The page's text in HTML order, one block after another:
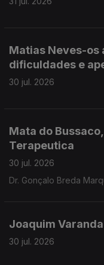
Matias Neves-os
dificuldades e
30 jul. 2026
Mata do
Terapeutica
30 jul. 2026
Dr. Gonçalo Breda
Joaquim
30 jul. 2026